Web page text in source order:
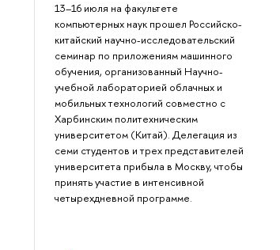
13–16 июля на факультете
компьютерных наук прошел Российско-
китайский научно-исследовательский
семинар по приложениям машинного
обучения, организованный Научно-
учебной лабораторией облачных и
мобильных технологий совместно с
Харбинским политехническим
университетом (Китай). Делегация из
семи студентов и трех представителей
университета прибыла в Москву, чтобы
принять участие в интенсивной
четырехдневной программе.